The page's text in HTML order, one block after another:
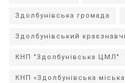
Здолбунівська громада
Здолбунівський
КНП "Здолбунівська ЦМЛ"
КНП «Здолбунівська міська